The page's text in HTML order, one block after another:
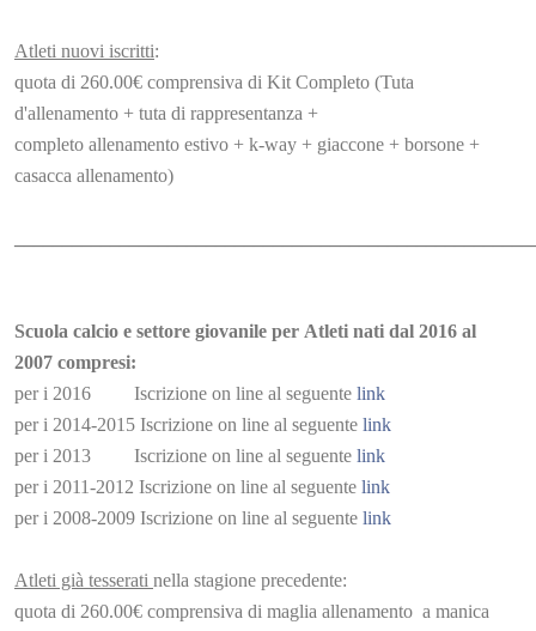
Atleti nuovi iscritti:
quota di 260.00€ comprensiva di Kit Completo (Tuta
d'allenamento + tuta di rappresentanza +
completo allenamento estivo + k-way + giaccone + borsone +
casacca allenamento)
Scuola calcio e settore giovanile per Atleti nati dal 2016 al
2007 compresi:
per i 2016 Iscrizione on line al seguente link
​per i 2014-2015 Iscrizione on line al seguente link
​per i 2013 Iscrizione on line al seguente link
per i 2011-2012 Iscrizione on line al seguente link
per i 2008-2009 Iscrizione on line al seguente link
Atleti già tesserati nella stagione precedente:
quota di 260.00€ comprensiva di maglia allenamento a manica